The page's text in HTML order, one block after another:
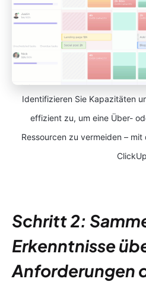
Identifizieren Sie Kapazitäten
effizient zu, um eine Über-
Ressourcen zu vermeiden –
Schritt 2:
Erkenntnisse
Anforderungen